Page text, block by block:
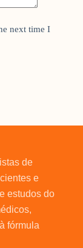
next time I
de
e
estudos do
fórmula